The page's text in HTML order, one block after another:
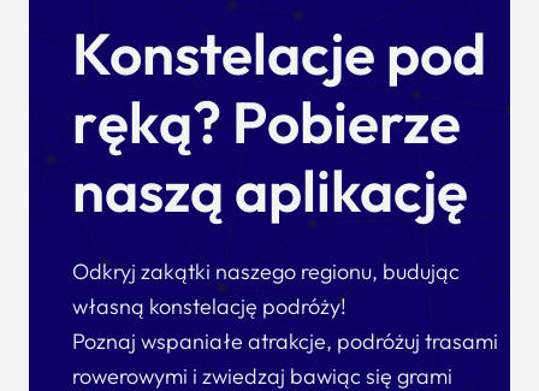
Konstelacje pod
ręką? Pobierze
naszą aplikację
Odkryj zakątki naszego regionu, budując
własną konstelację podróży!
Poznaj wspaniałe atrakcje, podróżuj trasami
rowerowymi i zwiedzaj bawiąc się grami